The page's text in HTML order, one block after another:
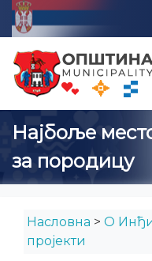
Најбоље
за породицу
Насловна > О
пројекти